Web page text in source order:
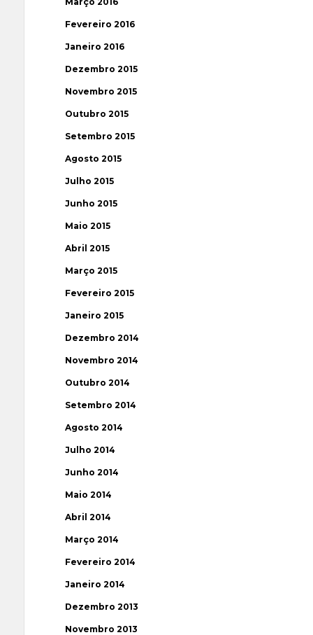
Fevereiro 2016
Janeiro 2016
Dezembro 2015
Novembro 2015
Outubro 2015
Setembro 2015
Agosto 2015
Julho 2015
Junho 2015
Maio 2015
Abril 2015
Março 2015
Fevereiro 2015
Janeiro 2015
Dezembro 2014
Novembro 2014
Outubro 2014
Setembro 2014
Agosto 2014
Julho 2014
Junho 2014
Maio 2014
Abril 2014
Março 2014
Fevereiro 2014
Janeiro 2014
Dezembro 2013
Novembro 2013